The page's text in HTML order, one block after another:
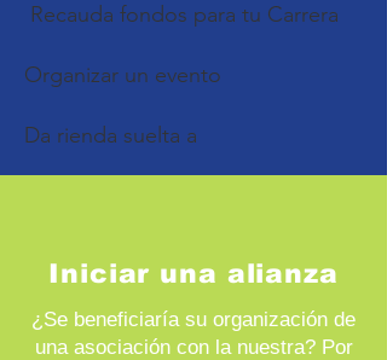
Recauda fondos para tu Carrera
Organizar un evento
Da rienda suelta a
Iniciar una alianza
¿Se beneficiaría su organización de
una asociación con la nuestra? Por